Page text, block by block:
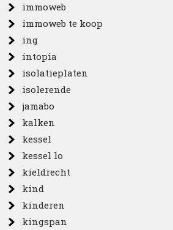
immoweb
immoweb te koop
ing
intopia
isolatieplaten
isolerende
jamabo
kalken
kessel
kessel lo
kieldrecht
kind
kinderen
kingspan